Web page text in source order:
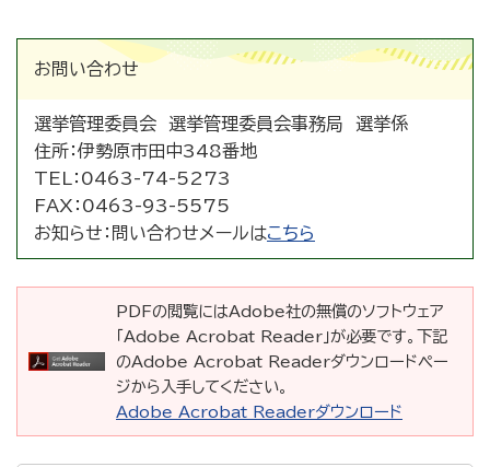
お問い合わせ
選挙管理委員会 選挙管理委員会事務局 選挙係
住所：伊勢原市田中348番地
TEL： 0463-74-5273
FAX： 0463-93-5575
お知らせ： 問い合わせメールはこちら
PDFの閲覧にはAdobe社の無償のソフトウェア
「Adobe Acrobat Reader」が必要です。下記
のAdobe Acrobat Readerダウンロードペー
ジから入手してください。
Adobe Acrobat Readerダウンロード